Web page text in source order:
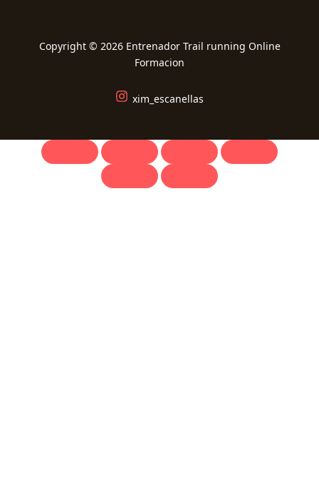
Copyright © 2026 Entrenador Trail running Online
Formacion
xim_escanellas